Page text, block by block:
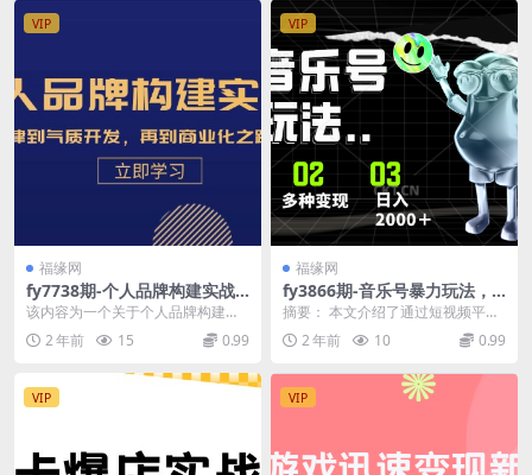
VIP
福缘网
fy7738期-个人品牌构建实战
课：从互联网规律到气质开
发，再到商业化之路，全程解
析
该内容为一个关于个人品牌构建的
三天课程大纲。第一天主要讲解个
人品牌构建的基础，包...
2 年前 15 0.99
VIP
福缘网
fy3866期-音乐号暴力玩法，
疯狂涨粉，多种变现，日入20
00＋
摘要： 本文介绍了通过短视频平台
和创作者分成计划实现收益的方
法。作者强调，成功的...
2 年前 10 0.99
VIP VIP